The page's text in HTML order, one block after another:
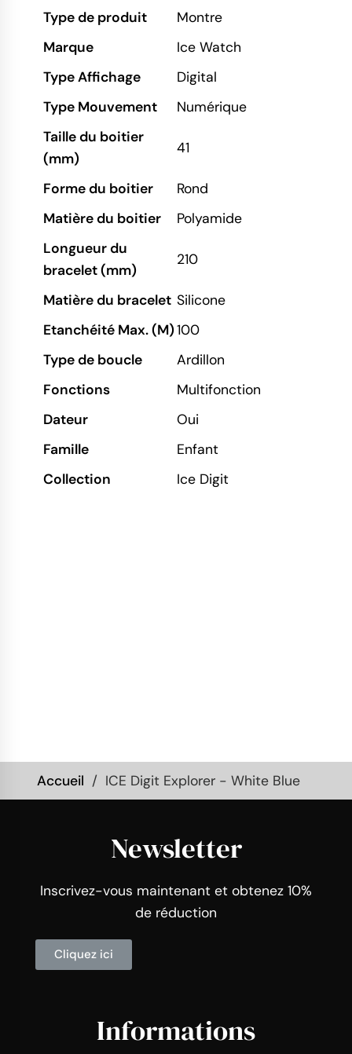
Type de produit
Montre
Marque
Ice Watch
Type Affichage
Digital
Type Mouvement
Numérique
Taille du boitier
(mm)
41
Forme du boitier
Rond
Matière du boitier
Polyamide
Longueur du
bracelet (mm)
210
Matière du bracelet Silicone
Etanchéité Max. (M)100
Type de boucle
Ardillon
Fonctions
Multifonction
Dateur
Oui
Famille
Enfant
Collection
Ice Digit
Accueil ICE Digit Explorer - White Blue
Newsletter
Inscrivez-vous maintenant et obtenez 10%
de réduction
Cliquez ici
Informations